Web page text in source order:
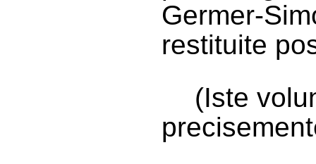
Germer-
restituite
(Iste